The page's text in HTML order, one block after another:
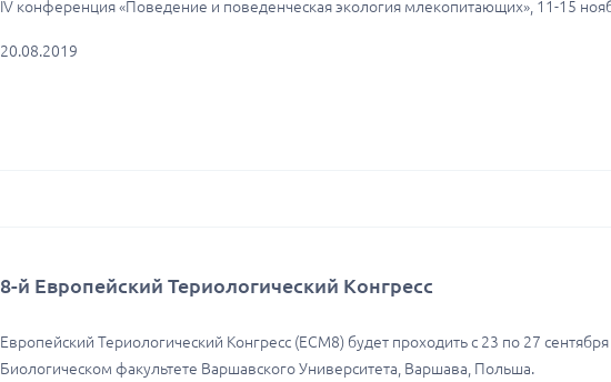
IV конференция «Поведение и поведенческая экология млекопитающих», 11-15
20.08.2019
8-й Европейский Териологический Конгресс
Европейский Териологический Конгресс (ECM8) будет проходить с 23 по 27
Биологическом факультете Варшавского Университета, Варшава, Польша.